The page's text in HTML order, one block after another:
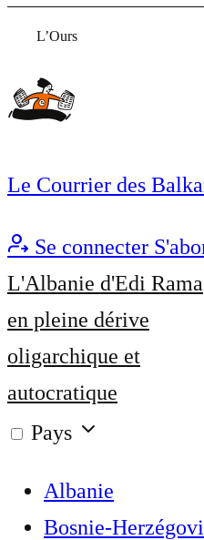
L’Ours
Le Courrier des
Se connecter
L'Albanie d'Edi Rama
en pleine dérive
oligarchique et
autocratique
Pays
Albanie
Bosnie-